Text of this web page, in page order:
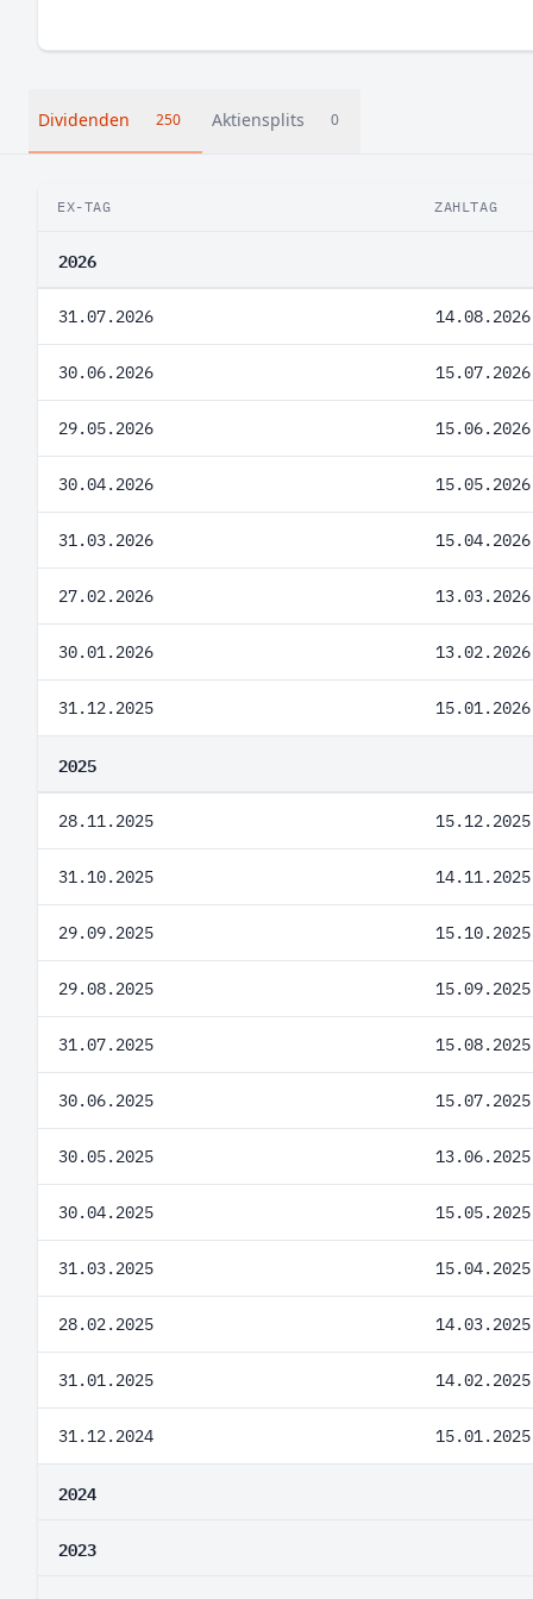
Dividenden 250 Aktiensplits 0
EX-TAG ZAHLTAG
2026
31.07.2026 14.08.2026
30.06.2026 15.07.2026
29.05.2026 15.06.2026
30.04.2026 15.05.2026
31.03.2026 15.04.2026
27.02.2026 13.03.2026
30.01.2026 13.02.2026
31.12.2025 15.01.2026
2025
28.11.2025 15.12.2025
31.10.2025 14.11.2025
29.09.2025 15.10.2025
29.08.2025 15.09.2025
31.07.2025 15.08.2025
30.06.2025 15.07.2025
30.05.2025 13.06.2025
30.04.2025 15.05.2025
31.03.2025 15.04.2025
28.02.2025 14.03.2025
31.01.2025 14.02.2025
31.12.2024 15.01.2025
2024
2023